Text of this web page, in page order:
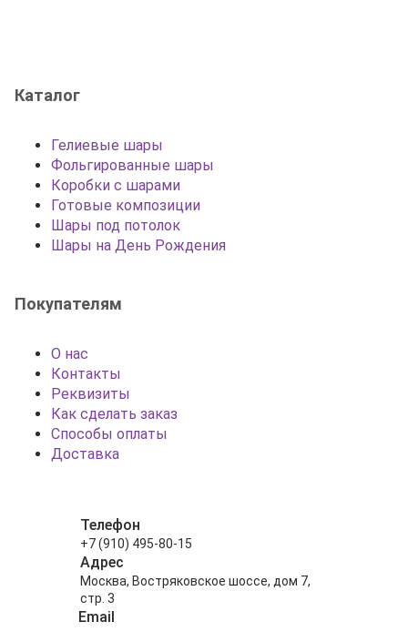
Каталог
Гелиевые шары
Фольгированные шары
Коробки с шарами
Готовые композиции
Шары под потолок
Шары на День Рождения
Покупателям
О нас
Контакты
Реквизиты
Как сделать заказ
Способы оплаты
Доставка
Телефон
+7 (910) 495-80-15
Адрес
Москва, Востряковское шоссе, дом 7,
стр. 3
Email